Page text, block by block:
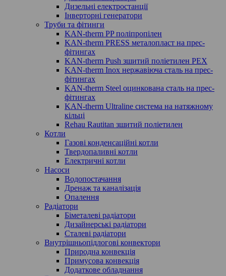
Дизельні електростанції
Інверторні генератори
Труби та фітинги
KAN-therm PP поліпропілен
KAN-therm PRESS металопласт на прес-
фітингах
KAN-therm Push зшитий поліетилен PEX
KAN-therm Inox нержавіюча сталь на прес-
фітингах
KAN-therm Steel оцинкована сталь на прес-
фітингах
KAN-therm Ultraline система на натяжному
кільці
Rehau Rautitan зшитий поліетилен
Котли
Газові конденсаційні котли
Твердопаливні котли
Електричні котли
Насоси
Водопостачання
Дренаж та каналізація
Опалення
Радіатори
Біметалеві радіатори
Дизайнерські радіатори
Сталеві радіатори
Внутрішньопідлогові конвектори
Природна конвекція
Примусова конвекція
Додаткове обладнання